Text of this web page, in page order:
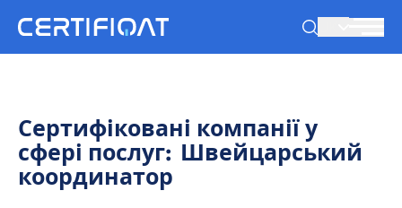
Сертифіковані компанії у
сфері послуг: Швейцарський
координатор